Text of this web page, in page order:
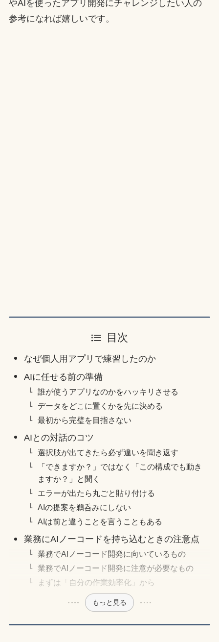
やAIを使ったアプリ開発にチャレンジしたい人の
参考になれば嬉しいです。
目次
なぜ個人用アプリで練習したのか
AIに任せる前の準備
誰が使うアプリなのかをハッキリさせる
データをどこに置くかを先に決める
最初から完璧を目指さない
AIとの対話のコツ
選択肢が出てきたら必ず違いを聞き返す
「できますか？」ではなく「この構成でも動き
ますか？」と聞く
エラーが出たら丸ごと貼り付ける
AIの提案を鵜呑みにしない
AIは前と違うことを言うこともある
業務にAIノーコードを持ち込むときの注意点
業務でAIノーコード開発に向いているもの
業務でAIノーコード開発に注意が必要なもの
まずは「自分の作業効率化」から
もっと見る